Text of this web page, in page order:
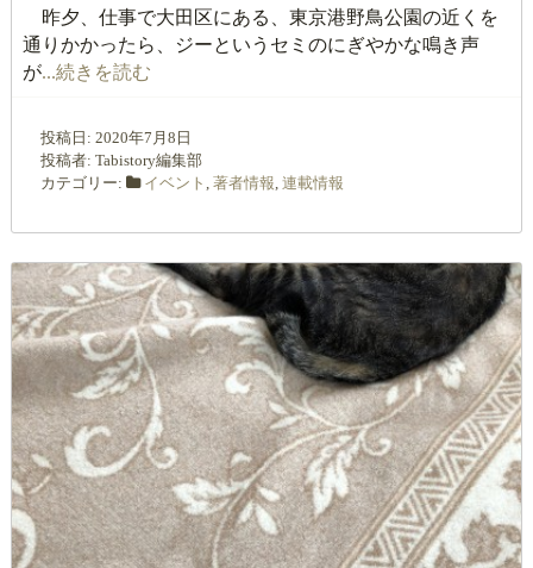
昨夕、仕事で大田区にある、東京港野鳥公園の近くを
通りかかったら、ジーというセミのにぎやかな鳴き声
が...続きを読む
投稿日: 2020年7月8日
投稿者: Tabistory編集部
カテゴリー:
イベント 著者情報 連載情報